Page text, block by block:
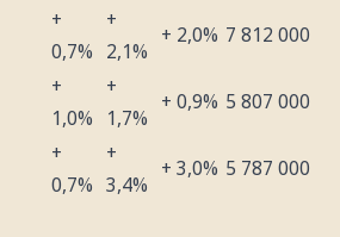
+
0,7%
+
2,1%
+ 2,0% 7 812 000
+
1,0%
+
1,7%
+ 0,9% 5 807 000
+
0,7%
+
3,4%
+ 3,0% 5 787 000